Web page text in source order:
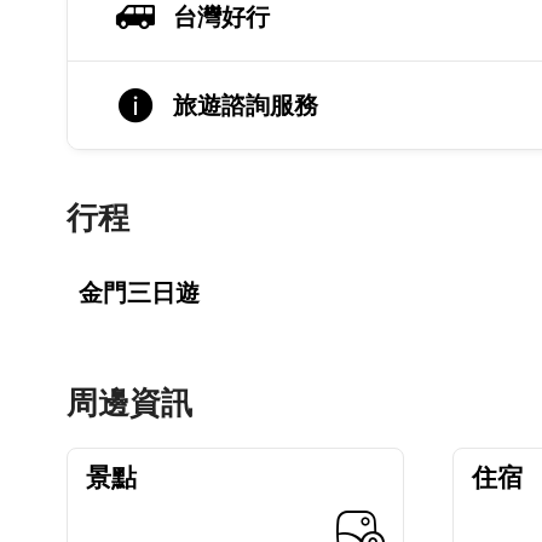
台灣好行
旅遊諮詢服務
行程
金門三日遊
周邊資訊
景點 住宿